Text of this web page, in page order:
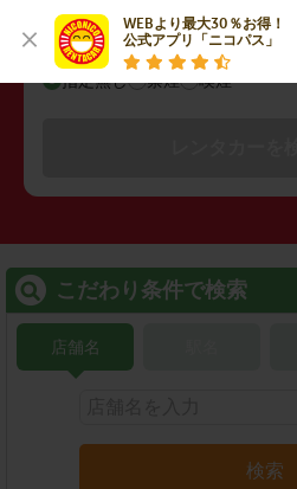
WEBより最大30％お得！
公式アプリ「ニコパス」
禁煙/喫煙
指定無し 禁煙 喫煙
こだわり条件で検索
店舗名
検索